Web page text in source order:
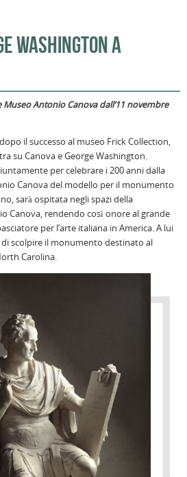
WASHINGTON A
Museo Antonio Canova dall’11 novembre
il successo al museo Frick Collection,
su Canova e George Washington.
per celebrare i 200 anni dalla
Canova del modello per il monumento
sarà ospitata negli spazi della
Canova, rendendo così onore al grande
per l’arte italiana in America. A lui
scolpire il monumento destinato al
Carolina.